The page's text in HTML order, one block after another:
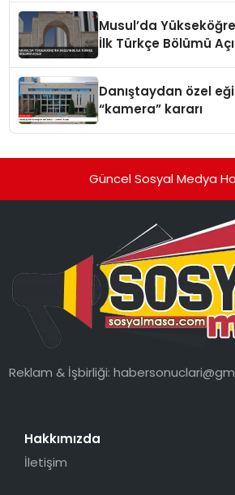
Musul’da
İlk Türkçe Bölümü
Danıştaydan özel
“kamera” kararı
Güncel Sosyal Medya
Reklam & İşbirliği:
Hakkımızda
İletişim